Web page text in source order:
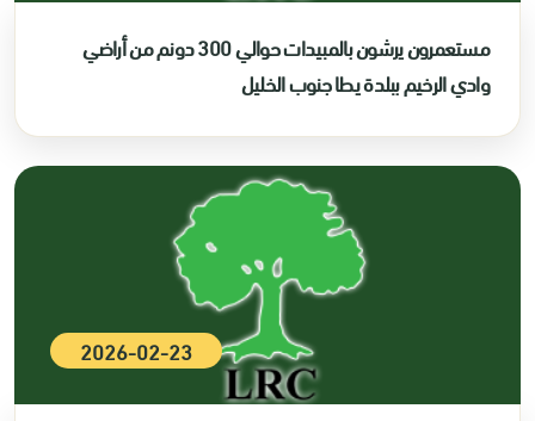
مستعمرون يرشون بالمبيدات حوالي 300 دونم من أراضي
وادي الرخيم ببلدة يطا جنوب الخليل
2026-02-23